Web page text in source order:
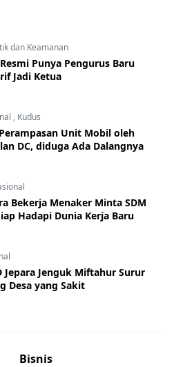
dan Keamanan
Punya Pengurus Baru
Jadi Ketua
, Kudus
Unit Mobil oleh
DC, diduga Ada Dalangnya
Bekerja Menaker Minta SDM
Hadapi Dunia Kerja Baru
Jepara Jenguk Miftahur Surur
Desa yang Sakit
Bisnis